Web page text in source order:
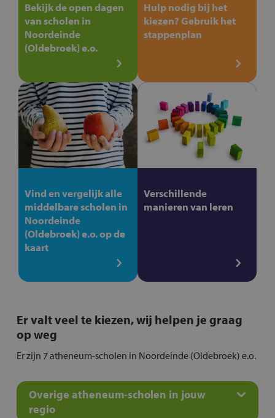
Bekijk de open dagen
van scholen in
Noordeinde
(Oldebroek) e.o.
Hulp nodig bij het
kiezen? Gebruik het
stappenplan
Vind en vergelijk alle
middelbare scholen in
Noordeinde
(Oldebroek) e.o. op de
kaart
Verschillende
manieren van leren
Er valt veel te kiezen, wij helpen je graag
op weg
Er zijn 7 atheneum-scholen in Noordeinde (Oldebroek) e.o.
Overige atheneum-scholen in jouw
regio